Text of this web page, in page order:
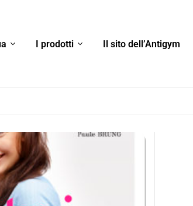
I prodotti Il sito dell’Antigym